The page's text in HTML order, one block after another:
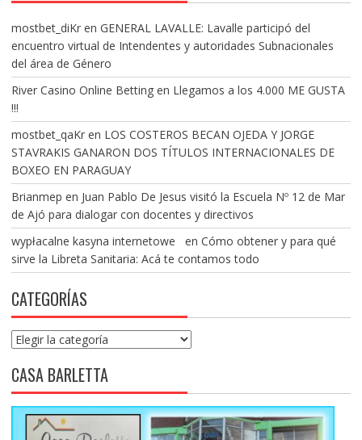
mostbet_diKren GENERAL LAVALLE: Lavalle participó del
encuentro virtual de Intendentes y autoridades Subnacionales
del área de Género
River Casino Online Bettingen Llegamos a los 4.000 ME GUSTA
!!!
mostbet_qaKren LOS COSTEROS BECAN OJEDA Y JORGE
STAVRAKIS GANARON DOS TÍTULOS INTERNACIONALES DE
BOXEO EN PARAGUAY
Brianmep en Juan Pablo De Jesus visitó la Escuela Nº 12 de Mar
de Ajó para dialogar con docentes y directivos
wypłacalne kasyna internetowe
en Cómo obtener y para qué
sirve la Libreta Sanitaria: Acá te contamos todo
CATEGORÍAS
Categorías
CASA BARLETTA